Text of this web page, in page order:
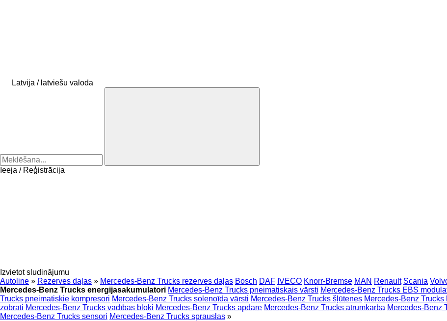
Latvija / latviešu valoda
Ieeja / Reģistrācija
Izvietot sludinājumu
Autoline » Rezerves daļas » Mercedes-Benz Trucks rezerves daļas Bosch DAF IVECO Knorr-Bremse MAN Renault Scania
Mercedes-Benz Trucks energijasakumulatori Mercedes-Benz Trucks pneimatiskais vārsti Mercedes-Benz Trucks EBS
Trucks pneimatiskie kompresori Mercedes-Benz Trucks solenoīda vārsti Mercedes-Benz Trucks šļūtenes Mercedes-Benz
zobrati Mercedes-Benz Trucks vadības bloki Mercedes-Benz Trucks apdare Mercedes-Benz Trucks ātrumkārba Mercedes-Benz
Mercedes-Benz Trucks sensori Mercedes-Benz Trucks sprauslas »